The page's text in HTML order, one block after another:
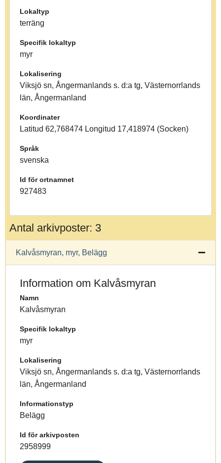
Lokaltyp
terräng
Specifik lokaltyp
myr
Lokalisering
Viksjö sn, Ångermanlands s. d:a tg, Västernorrlands
län, Ångermanland
Koordinater
Latitud 62,768474 Longitud 17,418974 (Socken)
Språk
svenska
Id för ortnamnet
927483
Antal arkivposter: 3
Kalvåsmyran, myr, Belägg
Information om Kalvåsmyran
Namn
Kalvåsmyran
Specifik lokaltyp
myr
Lokalisering
Viksjö sn, Ångermanlands s. d:a tg, Västernorrlands
län, Ångermanland
Informationstyp
Belägg
Id för arkivposten
2958999